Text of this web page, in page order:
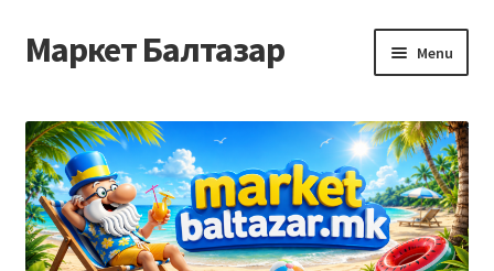
Skip
to
Skip
to
Маркет Балтазар Menu
Checkout
Homepage